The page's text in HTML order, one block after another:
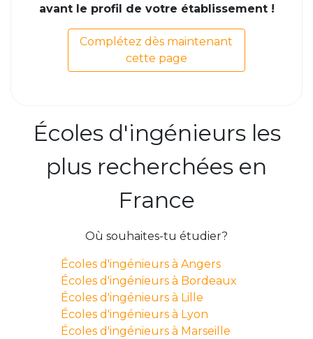
avant le profil de votre établissement !
Complétez dès maintenant
cette page
Écoles d'ingénieurs les
plus recherchées en
France
Où souhaites-tu étudier?
Écoles d'ingénieurs à Angers
Écoles d'ingénieurs à Bordeaux
Écoles d'ingénieurs à Lille
Écoles d'ingénieurs à Lyon
Écoles d'ingénieurs à Marseille